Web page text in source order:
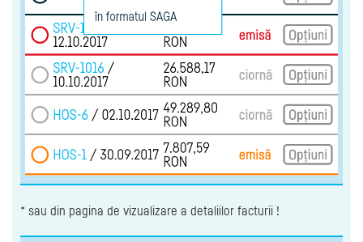
* sau din pagina de vizualizare a detaliilor facturii !